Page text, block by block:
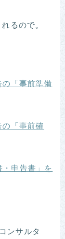
るので。
「事前準備
「事前確
申告書」を
ンサルタ